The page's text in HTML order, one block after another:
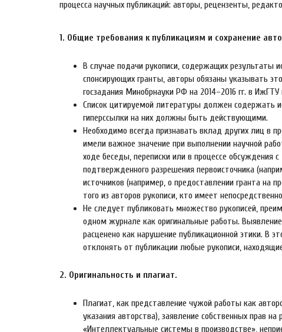
процесса научных публикаций: авторы, рецензенты,
1. Общие требования к публикациям и сохранение
В случае подачи рукописи, содержащих результаты
спонсирующих гранты, авторы обязаны указывать
госзадания Минобрнауки РФ на 2014–2016 гг. в
Список цитируемой литературы должен содержать
гиперссылки на них должны быть действующими.
Необходимо всегда признавать вклад других лиц в
имели важное значение при выполнении научной
ходе беседы, переписки или в процессе
подтвержденного разрешения первоисточника
источников (например, о предоставлении гранта на
того из авторов рукописи, кто имеет
Не следует публиковать множество рукописей,
одном журнале как оригинальные работы.
расценено как нарушение публикационной этики. В
отклонять от публикации любые рукописи,
2. Оригинальность и плагиат.
Плагиат, как представление чужой работы как
указания авторства), заявление собственных прав
«Интеллектуальные системы в производстве»,